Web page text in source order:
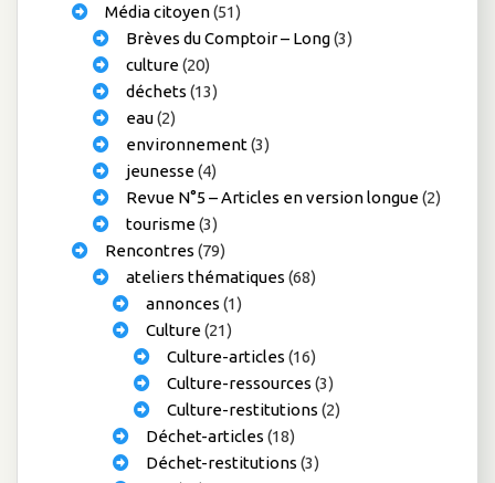
Média citoyen(51)
Brèves du Comptoir – Long(3)
culture(20)
déchets (13)
eau(2)
environnement(3)
jeunesse(4)
Revue N°5 – Articles en version longue(2)
tourisme(3)
Rencontres (79)
ateliers thématiques (68)
annonces (1)
Culture(21)
Culture-articles (16)
Culture-ressources (3)
Culture-restitutions (2)
Déchet-articles (18)
Déchet-restitutions (3)